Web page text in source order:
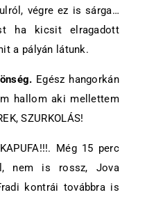
végre ez is sárga…
ha kicsit elragadott
a pályán látunk.
Egész hangorkán
hallom aki mellettem
SZURKOLÁS!
Még 15 perc
nem is rossz, Jova
kontrái továbbra is